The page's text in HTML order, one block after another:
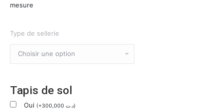
mesure
Type de sellerie
Tapis de sol
Oui (+300,000 د.ت)